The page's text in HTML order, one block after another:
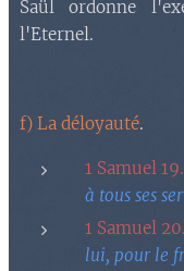
Saül ordonne
l'Eternel.
f) La déloyauté.
1 Samuel
à tous ses
1 Samuel
lui, pour le